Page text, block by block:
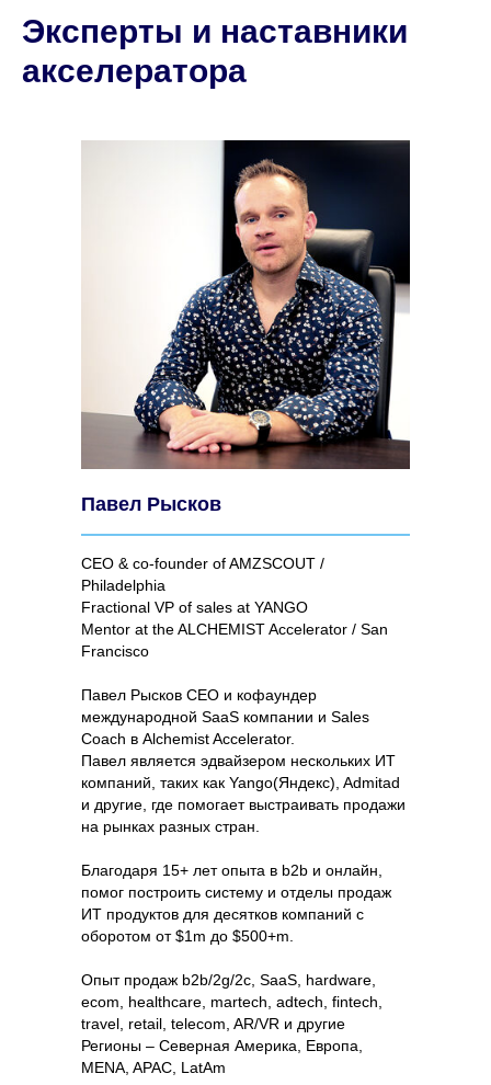
Эксперты и наставники
акселератора
Павел Рысков
CEO & co-founder of AMZSCOUT /
Philadelphia
Fractional VP of sales at YANGO
Mentor at the ALCHEMIST Accelerator / San
Francisco
Павел Рысков CEO и кофаундер
международной SaaS компании и Sales
Coach в Alchemist Accelerator.
Павел является эдвайзером нескольких ИТ
компаний, таких как Yango(Яндекс), Admitad
и другие, где помогает выстраивать продажи
на рынках разных стран.
Благодаря 15+ лет опыта в b2b и онлайн,
помог построить систему и отделы продаж
ИТ продуктов для десятков компаний с
оборотом от $1m до $500+m.
Опыт продаж b2b/2g/2c, SaaS, hardware,
ecom, healthcare, martech, adtech, fintech,
travel, retail, telecom, AR/VR и другие
Регионы – Северная Америка, Европа,
MENA, APAC, LatAm